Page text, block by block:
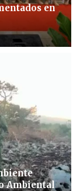
en
Ambiental